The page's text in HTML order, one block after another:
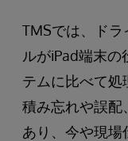
TMSでは、ド
ルがiPad端末の
テムに比べて処
積み忘れや誤配
あり、今や現